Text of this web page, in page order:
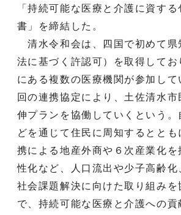
「持続可能な医療と介護に資す
書」を締結した。
清水令和会は、四国で初めて県
法に基づく許認可）を取得してお
にある複数の医療機関が参加して
回の連携協定により、土佐清水市
伸プランを協働していくという。
どを通じて住民に周知するととも
携による地産外商や６次産業化を
性化など、人口流出や少子高齢化
社会課題解決に向けた取り組みを
で、持続可能な医療と介護への貢